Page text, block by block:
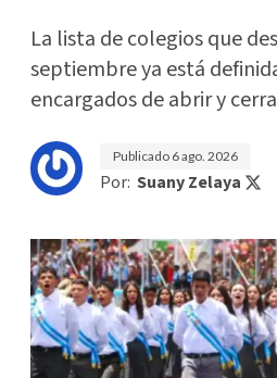
La lista de colegios que
septiembre ya está
encargados de abrir y
Publicado 6 ago. 2026
Por: Suany Zelaya